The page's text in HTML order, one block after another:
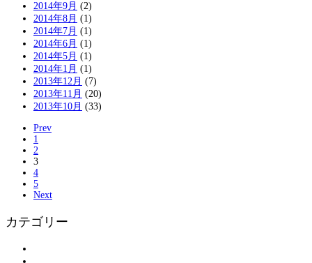
2014年9月 (2)
2014年8月 (1)
2014年7月 (1)
2014年6月 (1)
2014年5月 (1)
2014年1月 (1)
2013年12月 (7)
2013年11月 (20)
2013年10月 (33)
Prev
1
2
3
4
5
Next
カテゴリー